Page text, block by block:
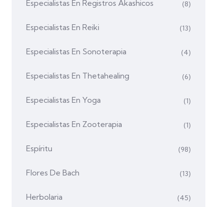
Especialistas En Registros Akashicos (8)
Especialistas En Reiki (13)
Especialistas En Sonoterapia (4)
Especialistas En Thetahealing (6)
Especialistas En Yoga (1)
Especialistas En Zooterapia (1)
Espíritu (98)
Flores De Bach (13)
Herbolaria (45)